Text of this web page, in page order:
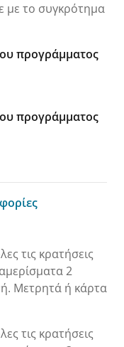
με το συγκρότημα
προγράμματος
προγράμματος
τις κρατήσεις
2
Μετρητά ή κάρτα
τις κρατήσεις